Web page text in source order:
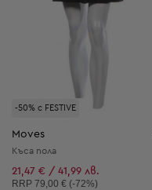
-50% с FESTIVE
Moves
Къса пола
21,47 € / 41,99 лв.
Препоръчителна цена:
RRP 79,00 € (-72%)